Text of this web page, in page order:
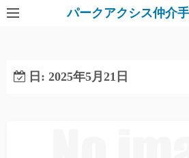
パークアクシス仲介
日: 2025年5月21日